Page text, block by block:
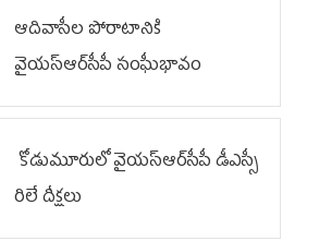
ఆదివాసీల పోరాటానికి
వైయ‌స్ఆర్‌సీపీ సంఘీభావం
కోడుమూరులో వైయ‌స్ఆర్‌సీపీ డీఎస్సీ
రిలే దీక్షలు